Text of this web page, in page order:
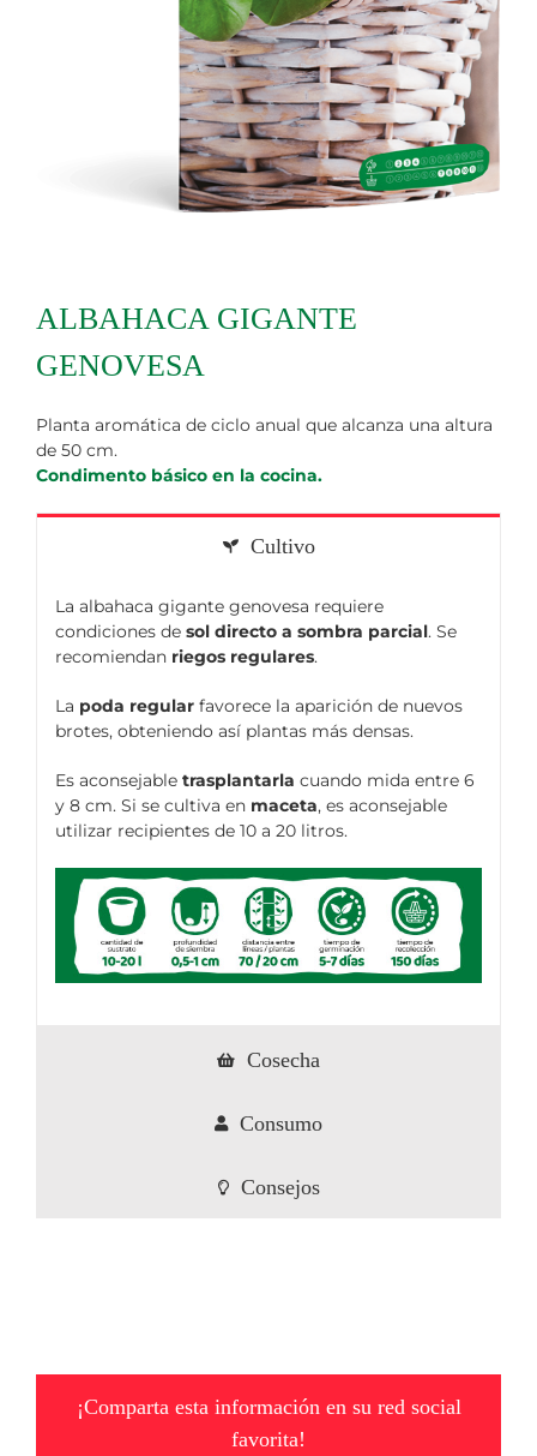
ALBAHACA GIGANTE
GENOVESA
Planta aromática de ciclo anual que alcanza una altura
de 50 cm.
Condimento básico en la cocina.
Cultivo
La albahaca gigante genovesa requiere
condiciones de sol directo a sombra parcial. Se
recomiendan riegos regulares.
La poda regular favorece la aparición de nuevos
brotes, obteniendo así plantas más densas.
Es aconsejable trasplantarla cuando mida entre 6
y 8 cm. Si se cultiva en maceta, es aconsejable
utilizar recipientes de 10 a 20 litros.
Cosecha
Consumo
Consejos
¡Comparta esta información en su red social
favorita!